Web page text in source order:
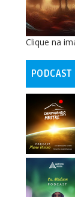
Clique na
PODCAST